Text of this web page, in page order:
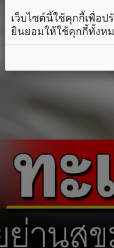
เว็บไซต์นี้ใช้คุกกี้เพื่อ
ยินยอมให้ใช้คุกกี้ทั้งห